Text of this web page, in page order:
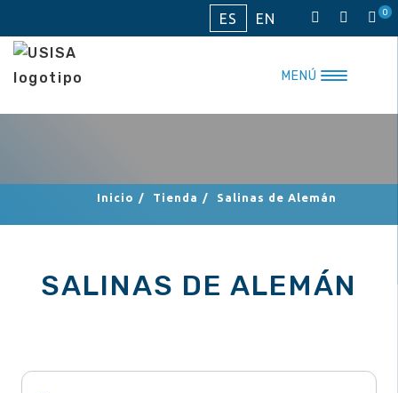
al
ES EN 0
MENÚ
Inicio / Tienda / Salinas de Alemán
SALINAS DE ALEMÁN